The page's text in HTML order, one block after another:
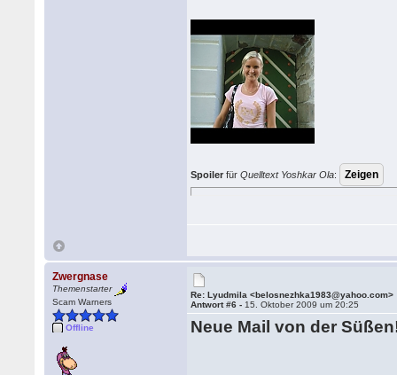
Spoiler fürQuelltext Yoshkar Ola:
Zwergnase
Themenstarter
Scam Warners
Offline
Re: Lyudmila <belosnezhka1983@yahoo.com>
Antwort #6 - 15. Oktober 2009 um 20:25
Neue Mail von der